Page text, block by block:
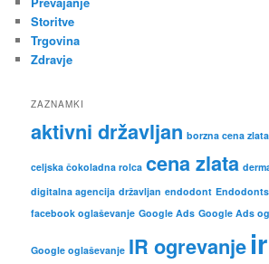
Storitve
Trgovina
Zdravje
ZAZNAMKI
aktivni državljan borzna cena zlata
celjska čokoladna rolca cena zlata
digitalna agencija državljan endodont
facebook oglaševanje Google Ads Google Ads
Google oglaševanje IR ogrevanje